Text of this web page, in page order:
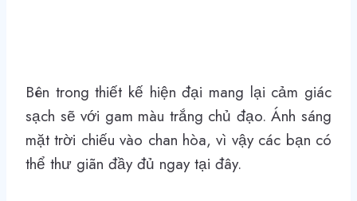
Bên trong thiết kế hiện đại mang lại cảm giác
sạch sẽ với gam màu trắng chủ đạo. Ánh sáng
mặt trời chiếu vào chan hòa, vì vậy các bạn có
thể thư giãn đầy đủ ngay tại đây.